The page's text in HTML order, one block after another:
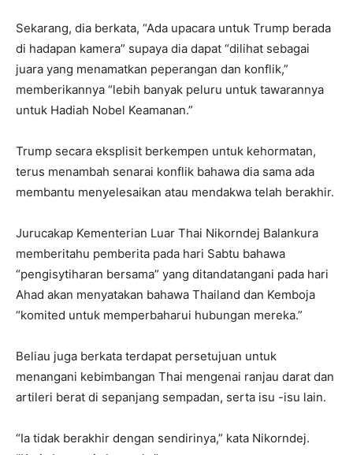
Sekarang, dia berkata, “Ada upacara untuk Trump berada
di hadapan kamera” supaya dia dapat “dilihat sebagai
juara yang menamatkan peperangan dan konflik,”
memberikannya “lebih banyak peluru untuk tawarannya
untuk Hadiah Nobel Keamanan.”
Trump secara eksplisit berkempen untuk kehormatan,
terus menambah senarai konflik bahawa dia sama ada
membantu menyelesaikan atau mendakwa telah berakhir.
Jurucakap Kementerian Luar Thai Nikorndej Balankura
memberitahu pemberita pada hari Sabtu bahawa
“pengisytiharan bersama” yang ditandatangani pada hari
Ahad akan menyatakan bahawa Thailand dan Kemboja
“komited untuk memperbaharui hubungan mereka.”
Beliau juga berkata terdapat persetujuan untuk
menangani kebimbangan Thai mengenai ranjau darat dan
artileri berat di sepanjang sempadan, serta isu -isu lain.
“Ia tidak berakhir dengan sendirinya,” kata Nikorndej.